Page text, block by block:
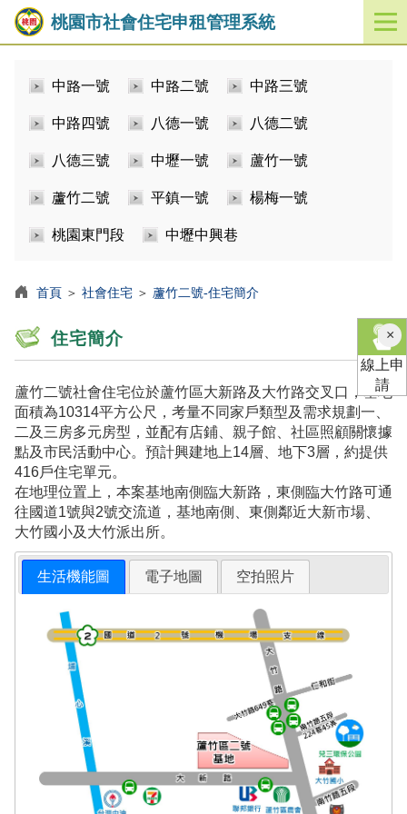
桃園市社會住宅申租管理系統
開
啟
中路一號 中路二號 中路三號
中路四號 八德一號 八德二號
八德三號 中壢一號 蘆竹一號
蘆竹二號 平鎮一號 楊梅一號
桃園東門段 中壢中興巷
首頁 ＞ 社會住宅 ＞ 蘆竹二號-住宅簡介
住宅簡介
蘆竹二號社會住宅位於蘆竹區大新路及大竹路交叉口，基地
面積為10314平方公尺，考量不同家戶類型及需求規劃一、
二及三房多元房型，並配有店鋪、親子館、社區照顧關懷據
點及市民活動中心。預計興建地上14層、地下3層，約提供
416戶住宅單元。
在地理位置上，本案基地南側臨大新路，東側臨大竹路可通
往國道1號與2號交流道，基地南側、東側鄰近大新市場、
大竹國小及大竹派出所。
生活機能圖 電子地圖 空拍照片
×關
閉
線上申
請